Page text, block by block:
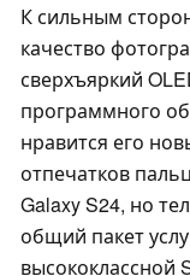
К сильным
качество
сверхъяркий
программного
нравится его
отпечатков
Galaxy S24, но
общий пакет
высококлассной